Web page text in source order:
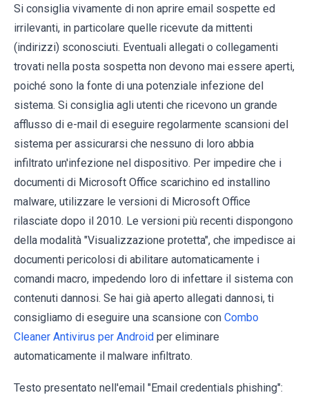
Si consiglia vivamente di non aprire email sospette ed
irrilevanti, in particolare quelle ricevute da mittenti
(indirizzi) sconosciuti. Eventuali allegati o collegamenti
trovati nella posta sospetta non devono mai essere aperti,
poiché sono la fonte di una potenziale infezione del
sistema. Si consiglia agli utenti che ricevono un grande
afflusso di e-mail di eseguire regolarmente scansioni del
sistema per assicurarsi che nessuno di loro abbia
infiltrato un'infezione nel dispositivo. Per impedire che i
documenti di Microsoft Office scarichino ed installino
malware, utilizzare le versioni di Microsoft Office
rilasciate dopo il 2010. Le versioni più recenti dispongono
della modalità "Visualizzazione protetta", che impedisce ai
documenti pericolosi di abilitare automaticamente i
comandi macro, impedendo loro di infettare il sistema con
contenuti dannosi. Se hai già aperto allegati dannosi, ti
consigliamo di eseguire una scansione con Combo
Cleaner Antivirus per Android per eliminare
automaticamente il malware infiltrato.
Testo presentato nell'email "Email credentials phishing":